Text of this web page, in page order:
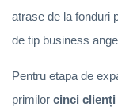
atrase de la fonduri
de tip business
Pentru etapa de
primilor cinci